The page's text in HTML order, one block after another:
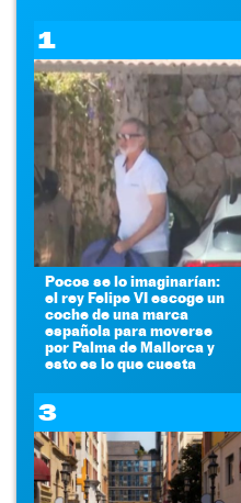
1
Pocos se lo imaginarían:
el rey Felipe VI escoge un
coche de una marca
española para moverse
por Palma de Mallorca y
esto es lo que cuesta
3